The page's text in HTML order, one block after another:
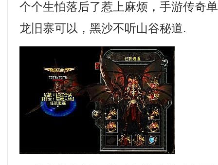
个个生怕落后了惹上麻烦，手游传奇
龙旧寨可以，黑沙不听山谷秘道.